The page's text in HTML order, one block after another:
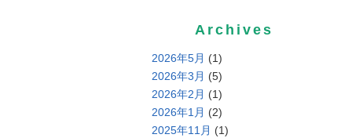
Archives
2026年5月 (1)
2026年3月 (5)
2026年2月 (1)
2026年1月 (2)
2025年11月 (1)